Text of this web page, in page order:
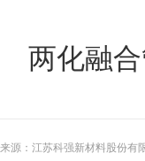
两化融
来源：江苏科强新材料股份有